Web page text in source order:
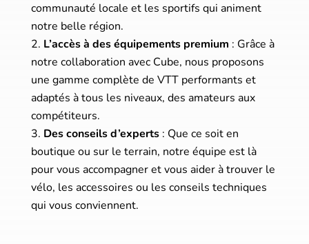
communauté locale et les sportifs qui animent
notre belle région.
L’accès à des équipements premium : Grâce à
notre collaboration avec Cube, nous proposons
une gamme complète de VTT performants et
adaptés à tous les niveaux, des amateurs aux
compétiteurs.
Des conseils d’experts: Que ce soit en
boutique ou sur le terrain, notre équipe est là
pour vous accompagner et vous aider à trouver le
vélo, les accessoires ou les conseils techniques
qui vous conviennent.